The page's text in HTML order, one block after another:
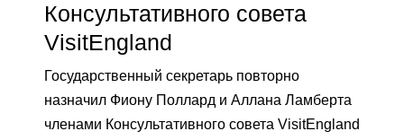
Консультативного совета
VisitEngland
Государственный секретарь повторно
назначил Фиону Поллард и Аллана Ламберта
членами Консультативного совета VisitEngland